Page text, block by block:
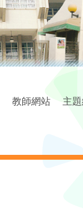
教師網站 主